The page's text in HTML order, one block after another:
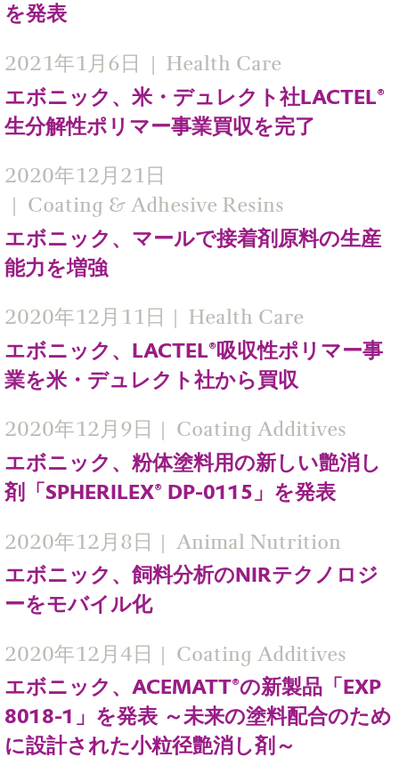
を発表
2021年1月6日
エボニック、米・デュレクト社LACTEL®
生分解性ポリマー事業買収を完了
Health Care
2020年12月21日
エボニック、マールで接着剤原料の生産
能力を増強
Coating & Adhesive Resins
2020年12月11日
エボニック、LACTEL®吸収性ポリマー事
業を米・デュレクト社から買収
Health Care
2020年12月9日
エボニック、粉体塗料用の新しい艶消し
剤「SPHERILEX® DP-0115」を発表
Coating Additives
2020年12月8日
エボニック、飼料分析のNIRテクノロジ
ーをモバイル化
Animal Nutrition
2020年12月4日
エボニック、ACEMATT®の新製品「EXP
8018-1」を発表 ～未来の塗料配合のため
に設計された小粒径艶消し剤～
Coating Additives